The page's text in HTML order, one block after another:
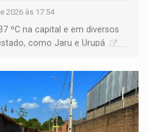
2026 às 17:54
ºC na capital e em diversos
como Jaru e Urupá